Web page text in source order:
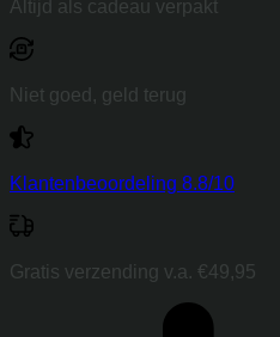
Altijd als cadeau verpakt
Niet goed, geld terug
Klantenbeoordeling 8.8/10
Gratis verzending v.a. €49,95